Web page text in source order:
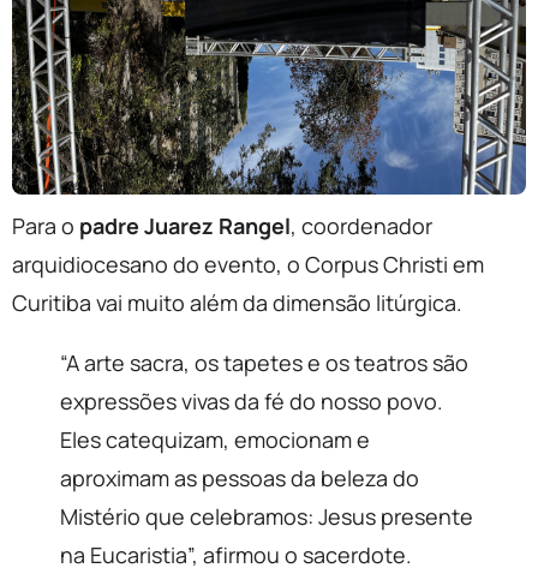
Para o padre Juarez Rangel, coordenador
arquidiocesano do evento, o Corpus Christi em
Curitiba vai muito além da dimensão litúrgica.
“A arte sacra, os tapetes e os teatros são
expressões vivas da fé do nosso povo.
Eles catequizam, emocionam e
aproximam as pessoas da beleza do
Mistério que celebramos: Jesus presente
na Eucaristia”, afirmou o sacerdote.